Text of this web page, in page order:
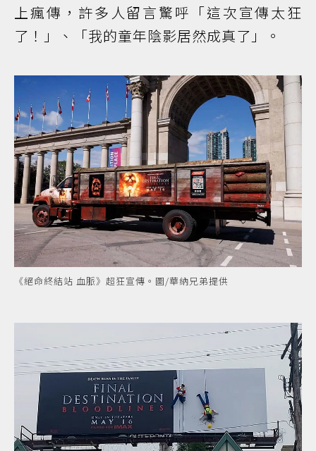
上瘋傳，許多人留言驚呼「這次宣傳太狂
了！」、「我的童年陰影居然成真了」。
《絕命終結站 血脈》超狂宣傳。圖/華納兄弟提供